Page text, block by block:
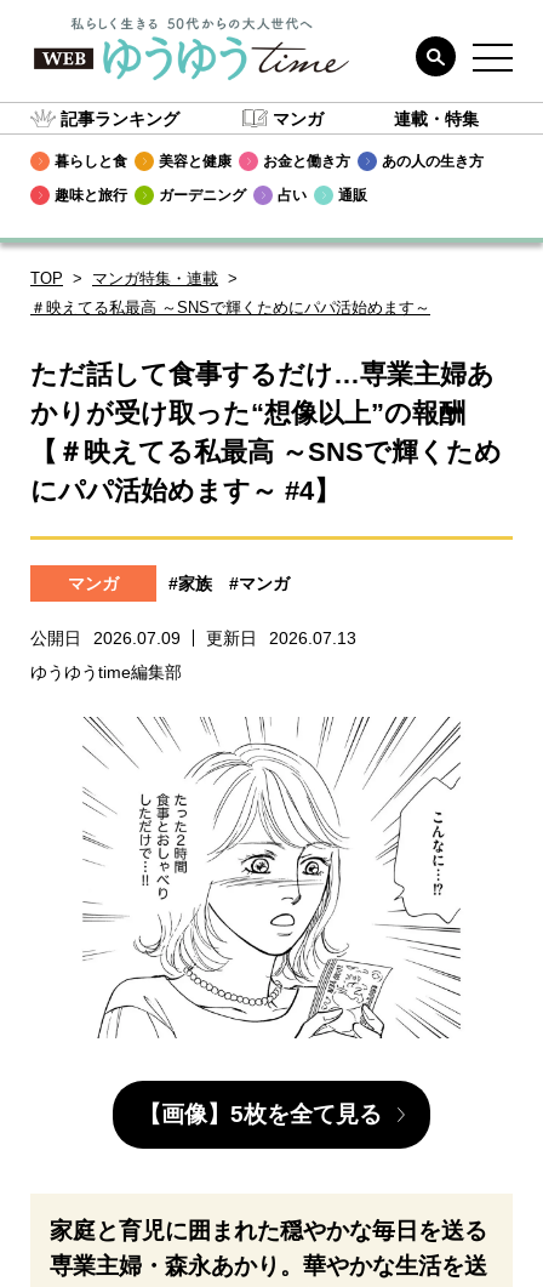
記事ランキング マンガ 連載・特集
暮らしと食 美容と健康 お金と働き方
あの人の生き方
趣味と旅行
ガーデニング 占い 通販
TOP
マンガ特集・連載
＃映えてる私最高 ～SNSで輝くためにパパ活始めます～
ただ話して食事するだけ…専業主婦あ
かりが受け取った“想像以上”の報酬
【＃映えてる私最高 ～SNSで輝くため
にパパ活始めます～ #4】
マンガ #家族 #マンガ
公開日 2026.07.09 更新日
2026.07.13
ゆうゆうtime編集部
【画像】5枚を全て見る
家庭と育児に囲まれた穏やかな毎日を送る
専業主婦・森永あかり。華やかな生活を送